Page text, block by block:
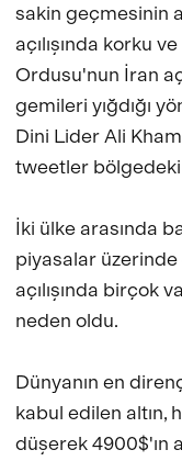
sakin geçmesinin
açılışında korku
Ordusu'nun İran
gemileri yığdığı
Dini Lider Ali
tweetler bölgedeki
İki ülke arasında
piyasalar
açılışında birçok
neden oldu.
Dünyanın en
kabul edilen altın,
düşerek 4900$'ın